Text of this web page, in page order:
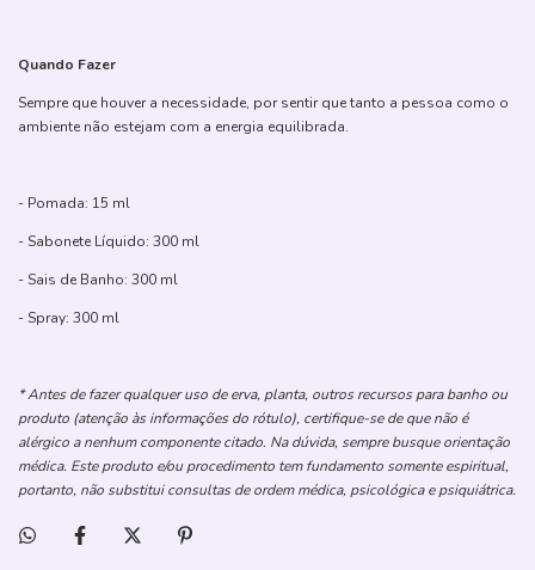
Quando Fazer
Sempre que houver a necessidade, por sentir que tanto a pessoa como o
ambiente não estejam com a energia equilibrada.
- Pomada: 15 ml
- Sabonete Líquido: 300 ml
- Sais de Banho: 300 ml
- Spray: 300 ml
* Antes de fazer qualquer uso de erva, planta, outros recursos para banho ou
produto (atenção às informações do rótulo), certifique-se de que não é
alérgico a nenhum componente citado. Na dúvida, sempre busque orientação
médica. Este produto e/ou procedimento tem fundamento somente espiritual,
portanto, não substitui consultas de ordem médica, psicológica e psiquiátrica.